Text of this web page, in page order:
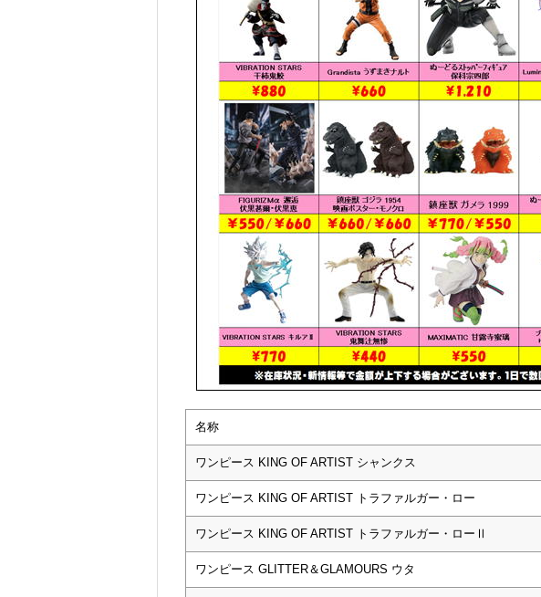
名称
ワンピース KING OF ARTIST シャンクス
ワンピース KING OF ARTIST トラファルガー・ロー
ワンピース KING OF ARTIST トラファルガー・ローⅡ
ワンピース GLITTER＆GLAMOURS ウタ